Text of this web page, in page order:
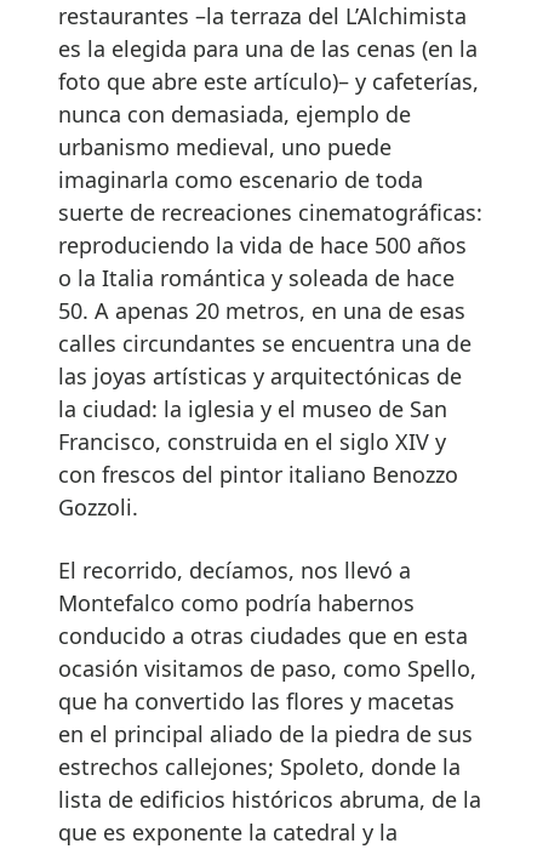
restaurantes –la terraza del L’Alchimista
es la elegida para una de las cenas (en la
foto que abre este artículo)– y cafeterías,
nunca con demasiada, ejemplo de
urbanismo medieval, uno puede
imaginarla como escenario de toda
suerte de recreaciones cinematográficas:
reproduciendo la vida de hace 500 años
o la Italia romántica y soleada de hace
50. A apenas 20 metros, en una de esas
calles circundantes se encuentra una de
las joyas artísticas y arquitectónicas de
la ciudad: la iglesia y el museo de San
Francisco, construida en el siglo XIV y
con frescos del pintor italiano Benozzo
Gozzoli.
El recorrido, decíamos, nos llevó a
Montefalco como podría habernos
conducido a otras ciudades que en esta
ocasión visitamos de paso, como Spello,
que ha convertido las flores y macetas
en el principal aliado de la piedra de sus
estrechos callejones; Spoleto, donde la
lista de edificios históricos abruma, de la
que es exponente la catedral y la